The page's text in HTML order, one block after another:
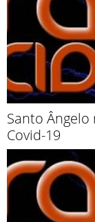
Santo
Covid-19